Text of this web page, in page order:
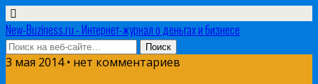
New-Buziness.ru - Интернет-журнал о деньгах и бизнесе
3 мая 2014 • нет комментариев